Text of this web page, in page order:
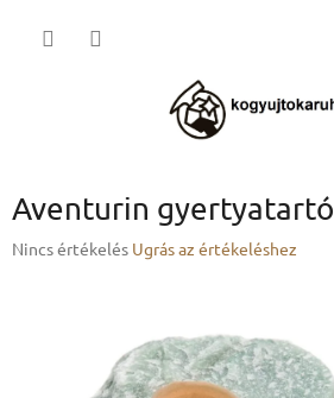
Aventurin gyertyatartó
A
Nincs értékelés Ugrás az értékeléshez